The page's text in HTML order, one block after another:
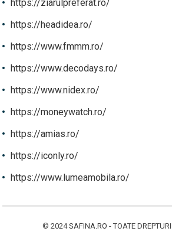
https://ziarulpreferat.ro/
https://headidea.ro/
https://www.fmmm.ro/
https://www.decodays.ro/
https://www.nidex.ro/
https://moneywatch.ro/
https://amias.ro/
https://iconly.ro/
https://www.lumeamobila.ro/
© 2024SAFINA.RO - TOATE